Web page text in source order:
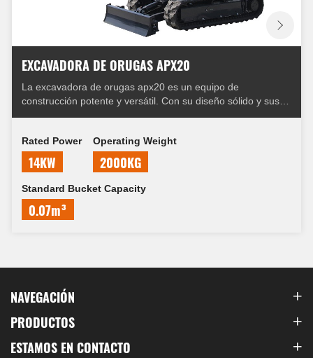
EXCAVADORA DE ORUGAS APX20
La excavadora de orugas apx20 es un equipo de
construcción potente y versátil. Con su diseño sólido y sus
estructuras o levantando objetos pesados, apx20 puede
hacer frente a los desafíos.
Rated Power
14KW
Operating Weight
2000KG
Standard Bucket Capacity
0.07m³
NAVEGACIÓN
PRODUCTOS
ESTAMOS EN CONTACTO